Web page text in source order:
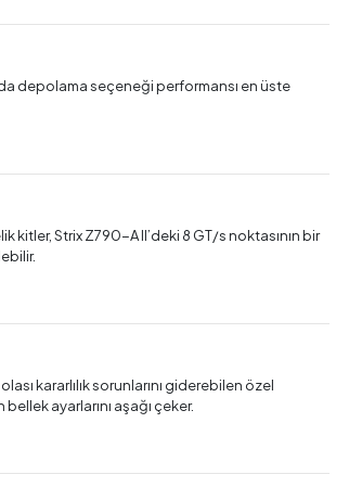
depolama seçeneği performansı en üste
kitler, Strix Z790-A II’deki 8 GT/s noktasının bir
kararlılık sorunlarını giderebilen özel
ayarlarını aşağı çeker.